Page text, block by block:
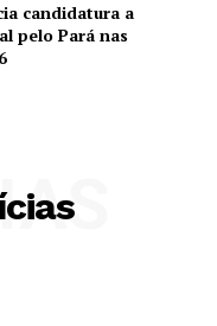
candidatura a
pelo Pará nas